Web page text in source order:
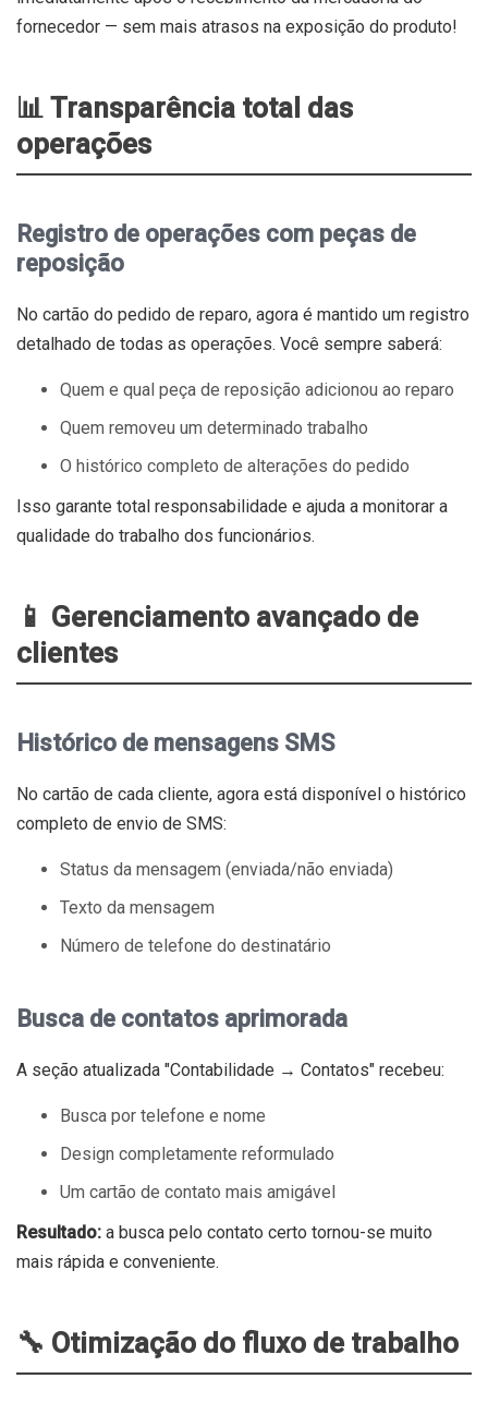
fornecedor — sem mais atrasos na exposição do produto!
📊 Transparência total das
operações
Registro de operações com peças de
reposição
No cartão do pedido de reparo, agora é mantido um registro
detalhado de todas as operações. Você sempre saberá:
Quem e qual peça de reposição adicionou ao reparo
Quem removeu um determinado trabalho
O histórico completo de alterações do pedido
Isso garante total responsabilidade e ajuda a monitorar a
qualidade do trabalho dos funcionários.
📱 Gerenciamento avançado de
clientes
Histórico de mensagens SMS
No cartão de cada cliente, agora está disponível o histórico
completo de envio de SMS:
Status da mensagem (enviada/não enviada)
Texto da mensagem
Número de telefone do destinatário
Busca de contatos aprimorada
A seção atualizada "Contabilidade → Contatos" recebeu:
Busca por telefone e nome
Design completamente reformulado
Um cartão de contato mais amigável
Resultado: a busca pelo contato certo tornou-se muito
mais rápida e conveniente.
🔧 Otimização do fluxo de trabalho